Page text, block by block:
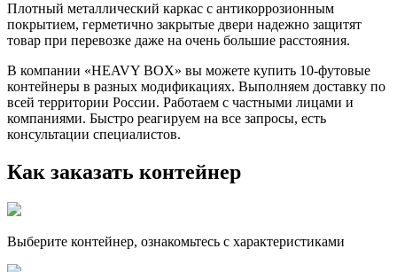
Плотный металлический каркас с антикоррозионным
покрытием, герметично закрытые двери надежно защитят
товар при перевозке даже на очень большие расстояния.
В компании «HEAVY BOX» вы можете купить 10-футовые
контейнеры в разных модификациях. Выполняем доставку по
всей территории России. Работаем с частными лицами и
компаниями. Быстро реагируем на все запросы, есть
консультации специалистов.
Как заказать контейнер
Выберите контейнер, ознакомьтесь с характеристиками